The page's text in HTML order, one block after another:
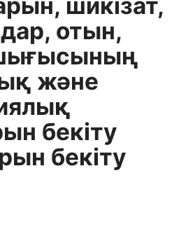
шикізат,
отын,
және
бекіту
бекіту